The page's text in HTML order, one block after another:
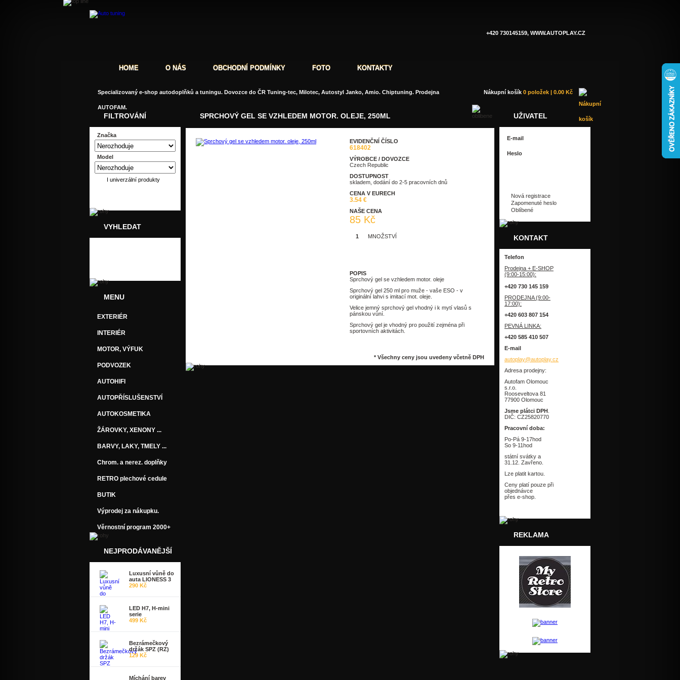
SPRCHOVÝ GEL SE VZHLEDEM MOTOR. OLEJE, 250ML
EVIDENČNÍ ČÍSLO
618402
VÝROBCE / DOVOZCE
Czech Republic
DOSTUPNOST
skladem, dodání do 2-5 pracovních dnů
CENA V EURECH
3.54 €
NAŠE CENA
85 Kč
MNOŽSTVÍ
POPIS
Sprchový gel se vzhledem motor. oleje
Sprchový gel 250 ml pro muže - vaše ESO - v
originální lahvi s imitací mot. oleje.
Velice jemný sprchový gel vhodný i k mytí vlasů s
pánskou vůní.
Sprchový gel je vhodný pro použití zejména při
sportovních aktivitách.
* Všechny ceny jsou uvedeny včetně DPH
FILTROVÁNÍ
Značka
Model
I univerzální produkty
VYHLEDAT
MENU
EXTERIÉR
INTERIÉR
MOTOR, VÝFUK
PODVOZEK
AUTOHIFI
AUTOPŘÍSLUŠENSTVÍ
AUTOKOSMETIKA
ŽÁROVKY, XENONY ...
BARVY, LAKY, TMELY ...
Chrom. a nerez. doplňky
RETRO plechové cedule
BUTIK
Výprodej za nákupku.
Věrnostní program 2000+
NEJPRODÁVANĚJŠÍ
Luxusní vůně do
auta LIONESS 3
290 Kč
LED H7, H-mini
serie
499 Kč
Bezrámečkový
držák SPZ (RZ)
129 Kč
Míchání barev
UŽIVATEL
Nová registrace
Zapomenuté heslo
Oblíbené
KONTAKT
Telefon
Prodejna + E-SHOP
(9:00-15:00):
+420 730 145 159
PRODEJNA (9:00-
17:00):
+420 603 807 154
PEVNÁ LINKA:
+420 585 410 507
E-mail
autoplay@autoplay.cz
Adresa prodejny:
Autofam Olomouc
s.r.o.
Rooseveltova 81
77900 Olomouc
Jsme plátci DPH
DIČ: CZ25820770
Pracovní doba:
Po-Pá 9-17hod
So 9-11hod
státní svátky a
31.12. Zavřeno.
Lze platit kartou.
Ceny platí pouze při
objednávce
přes e-shop.
REKLAMA
HOME O NÁS OBCHODNÍ PODMÍNKY FOTO KONTAKTY
Specializovaný e-shop autodoplňků a tuningu. Dovozce do ČR Tuning-tec, Milotec, Autostyl Janko, Amio. Chiptuning. Prodejna
AUTOFAM.
Nákupní košík 0 položek | 0.00 Kč
+420 730145159, WWW.AUTOPLAY.CZ